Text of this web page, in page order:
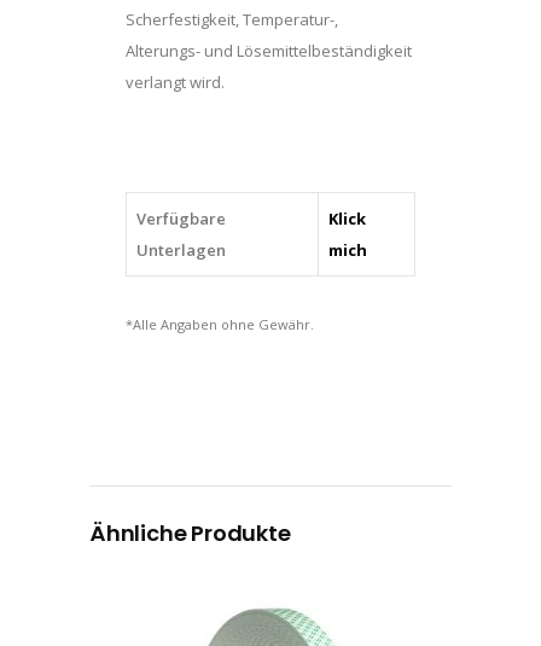
Scherfestigkeit, Temperatur-,
Alterungs- und Lösemittelbeständigkeit
verlangt wird.
Verfügbare
Unterlagen
Klick
mich
*Alle Angaben ohne Gewähr.
Ähnliche Produkte